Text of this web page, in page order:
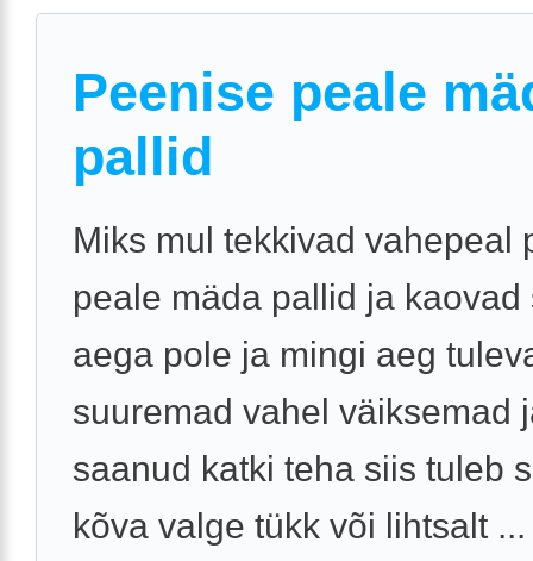
Peenise peale
pallid
Miks mul tekkivad vahepeal
peale mäda pallid ja kaovad
aega pole ja mingi aeg
suuremad vahel väiksemad
saanud katki teha siis tuleb
kõva valge tükk või lihtsalt ...